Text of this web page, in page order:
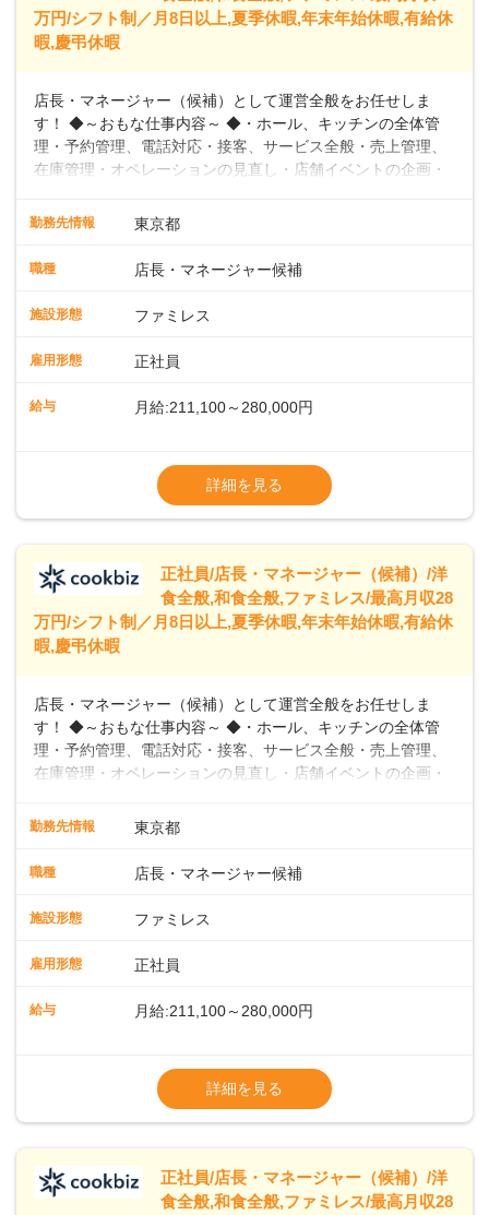
万円/シフト制／月8日以上,夏季休暇,年末年始休暇,有給休
暇,慶弔休暇
店長・マネージャー（候補）として運営全般をお任せしま
す！ ◆～おもな仕事内容～ ◆・ホール、キッチンの全体管
理・予約管理、電話対応・接客、サービス全般・売上管理、
在庫管理・オペレーションの見直し・店舗イベントの企画・
入社後はスキルに合わせた業務からお任せしますので、徐々
向上を目指すDX推進～ ◆すかいらーくのレストランでは、
スタッフの働きやすさをサポートしています。配膳ロボット
や歩行数が約40%も削減されました！また、配膳ロボットに
なDX（デジタルトランスフォーメーション）の取り組みを進
います。私たちは、多様な働き方を提供し、ライフステージ
に合わせた柔軟な勤務時間や働きやすい環境を整えていま
います。
勤務先情報 東京都
職種 店長・マネージャー候補
施設形態 ファミレス
雇用形態 正社員
給与 月給:211,100～280,000円
※残業代全額支給
※経験に応じて応相談①ナショナル社員：月
給245,800円～②エリア社員 ：月給
詳細を見る
正社員/店長・マネージャー（候補）/洋
食全般,和食全般,ファミレス/最高月収28
万円/シフト制／月8日以上,夏季休暇,年末年始休暇,有給休
暇,慶弔休暇
店長・マネージャー（候補）として運営全般をお任せしま
す！ ◆～おもな仕事内容～ ◆・ホール、キッチンの全体管
理・予約管理、電話対応・接客、サービス全般・売上管理、
在庫管理・オペレーションの見直し・店舗イベントの企画・
入社後はスキルに合わせた業務からお任せしますので、徐々
向上を目指すDX推進～ ◆すかいらーくのレストランでは、
スタッフの働きやすさをサポートしています。配膳ロボット
や歩行数が約40%も削減されました！また、配膳ロボットに
なDX（デジタルトランスフォーメーション）の取り組みを進
います。私たちは、多様な働き方を提供し、ライフステージ
に合わせた柔軟な勤務時間や働きやすい環境を整えていま
います。
勤務先情報 東京都
職種 店長・マネージャー候補
施設形態 ファミレス
雇用形態 正社員
給与 月給:211,100～280,000円
※残業代全額支給
※経験に応じて応相談①ナショナル社員：月
給245,800円～②エリア社員 ：月給
詳細を見る
正社員/店長・マネージャー（候補）/洋
食全般,和食全般,ファミレス/最高月収28